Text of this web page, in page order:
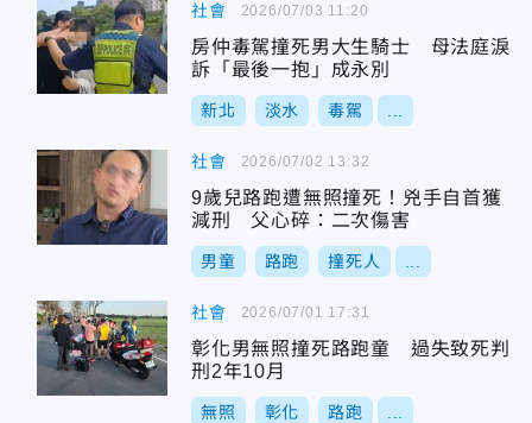
社會
房仲毒駕撞死男大生騎士 母法庭淚
訴「最後一抱」成永別
新北 淡水 毒駕
2026/07/03 11:20
社會
9歲兒路跑遭無照撞死！兇手自首獲
減刑 父心碎：二次傷害
男童 路跑 撞死人
2026/07/02 13:32
社會
彰化男無照撞死路跑童 過失致死判
刑2年10月
無照 彰化 路跑
2026/07/01 17:31